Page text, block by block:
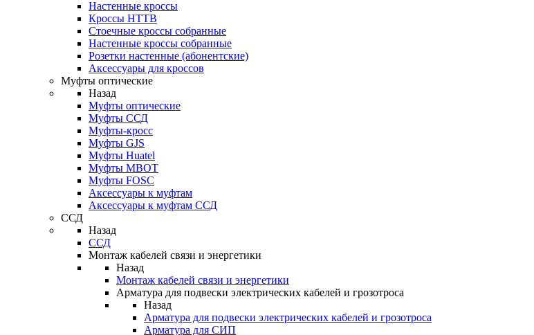
Настенные кроссы
Кроссы HTTB
Стоечные кроссы собранные
Настенные кроссы собранные
Розетки настенные (абонентские)
Аксессуары для кроссов
Муфты оптические
Назад
Муфты оптические
Муфты ССД
Муфты-кросс
Муфты GJS
Муфты Huatel
Муфты МВОТ
Муфты FOSC
Аксессуары к муфтам
Аксессуары к муфтам ССД
ССД
Назад
ССД
Монтаж кабелей связи и энергетики
Назад
Монтаж кабелей связи и энергетики
Арматура для подвески электрических кабелей и грозотроса
Назад
Арматура для подвески электрических кабелей и грозотроса
Арматура для СИП